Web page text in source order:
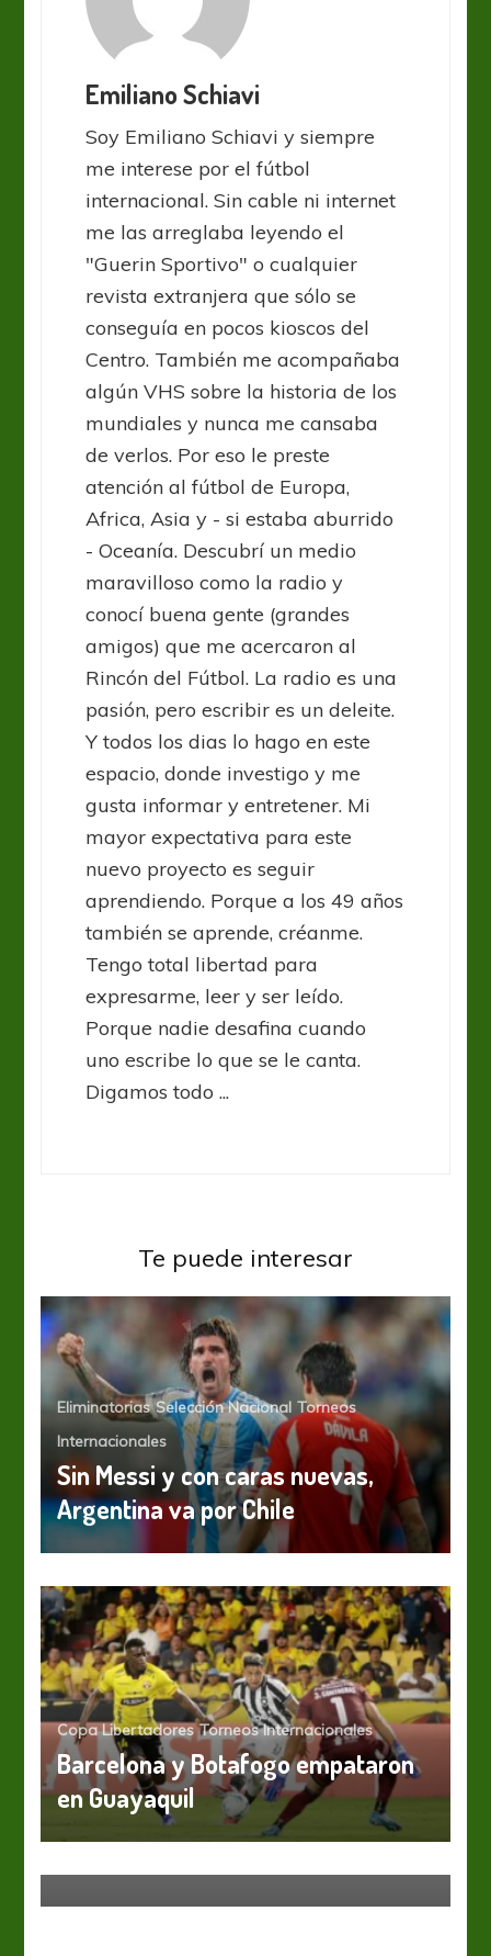
Emiliano Schiavi
Soy Emiliano Schiavi y siempre
me interese por el fútbol
internacional. Sin cable ni internet
me las arreglaba leyendo el
"Guerin Sportivo" o cualquier
revista extranjera que sólo se
conseguía en pocos kioscos del
Centro. También me acompañaba
algún VHS sobre la historia de los
mundiales y nunca me cansaba
de verlos. Por eso le preste
atención al fútbol de Europa,
Africa, Asia y - si estaba aburrido
- Oceanía. Descubrí un medio
maravilloso como la radio y
conocí buena gente (grandes
amigos) que me acercaron al
Rincón del Fútbol. La radio es una
pasión, pero escribir es un deleite.
Y todos los dias lo hago en este
espacio, donde investigo y me
gusta informar y entretener. Mi
mayor expectativa para este
nuevo proyecto es seguir
aprendiendo. Porque a los 49 años
también se aprende, créanme.
Tengo total libertad para
expresarme, leer y ser leído.
Porque nadie desafina cuando
uno escribe lo que se le canta.
Digamos todo ...
Te puede interesar
Eliminatorias Selección Nacional Torneos
Internacionales
Sin Messi y con caras nuevas,
Argentina va por Chile
Copa Libertadores Torneos Internacionales
Barcelona y Botafogo empataron
en Guayaquil
África
CAN 2017: Egipto y Camerún son